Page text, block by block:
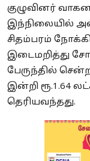
குழுவினர்
இந்நிலையில்
சிதம்பரம்
இடைமறித்து
பேருந்தில்
இன்றி ரூ.1.64
தெரியவந்தது.